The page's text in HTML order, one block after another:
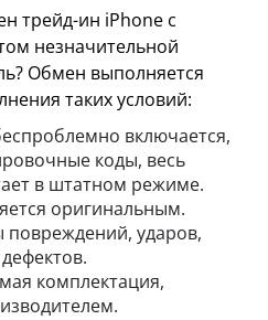
трейд-ин iPhone с
незначительной
Обмен выполняется
таких условий:
включается,
коды, весь
в штатном режиме.
оригинальным.
повреждений, ударов,
комплектация,